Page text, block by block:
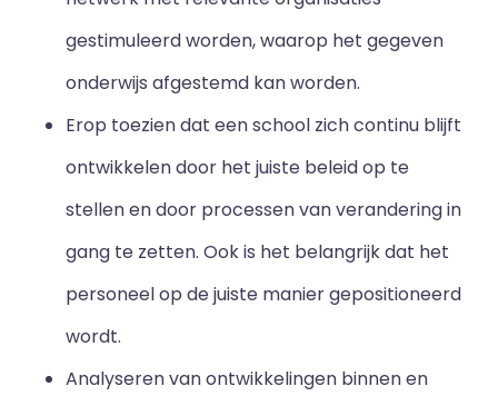
gestimuleerd worden, waarop het gegeven
onderwijs afgestemd kan worden.
Erop toezien dat een school zich continu blijft
ontwikkelen door het juiste beleid op te
stellen en door processen van verandering in
gang te zetten. Ook is het belangrijk dat het
personeel op de juiste manier gepositioneerd
wordt.
Analyseren van ontwikkelingen binnen en